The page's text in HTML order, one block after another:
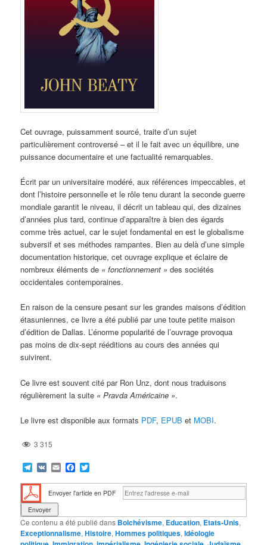
Cet ouvrage, puissamment sourcé, traite d’un sujet
particulièrement controversé – et il le fait avec un équilibre, une
puissance documentaire et une factualité remarquables.
Écrit par un universitaire modéré, aux références impeccables, et
dont l’histoire personnelle et le rôle tenu durant la seconde guerre
mondiale garantit le niveau, il décrit un tableau qui, des dizaines
d’années plus tard, continue d’apparaître à bien des égards
comme très actuel, car le sujet fondamental en est le globalisme
subversif et ses méthodes rampantes. Bien au delà d’une simple
documentation historique, cet ouvrage explique et éclaire de
nombreux éléments de « fonctionnement » des sociétés
occidentales contemporaines.
En raison de la censure pesant sur les grandes maisons d’édition
étasuniennes, ce livre a été publié par une toute petite maison
d’édition de Dallas. L’énorme popularité de l’ouvrage provoqua
pas moins de dix-sept rééditions au cours des années qui
suivirent.
Ce livre est souvent cité par Ron Unz, dont nous traduisons
régulièrement la suite « Pravda Américaine ».
Le livre est disponible aux formats PDF, EPUB et MOBI.
3 315
Telegram
VK EmailFacebook
Envoyer l'article en PDF
Ce contenu a été publié dans Bolchévisme, Education, Etats-Unis,
Exceptionnalisme,Histoire,Hommes politiques,Idéologie